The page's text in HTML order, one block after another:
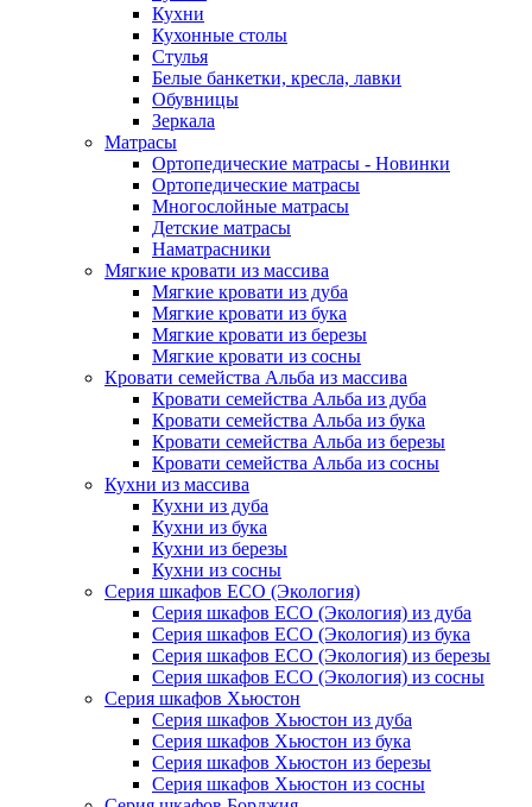
Кухни
Кухонные столы
Стулья
Белые банкетки, кресла, лавки
Обувницы
Зеркала
Матрасы
Ортопедические матрасы - Новинки
Ортопедические матрасы
Многослойные матрасы
Детские матрасы
Наматрасники
Мягкие кровати из массива
Мягкие кровати из дуба
Мягкие кровати из бука
Мягкие кровати из березы
Мягкие кровати из сосны
Кровати семейства Альба из массива
Кровати семейства Альба из дуба
Кровати семейства Альба из бука
Кровати семейства Альба из березы
Кровати семейства Альба из сосны
Кухни из массива
Кухни из дуба
Кухни из бука
Кухни из березы
Кухни из сосны
Серия шкафов ECO (Экология)
Серия шкафов ECO (Экология) из дуба
Серия шкафов ECO (Экология) из бука
Серия шкафов ECO (Экология) из березы
Серия шкафов ECO (Экология) из сосны
Серия шкафов Хьюстон
Серия шкафов Хьюстон из дуба
Серия шкафов Хьюстон из бука
Серия шкафов Хьюстон из березы
Серия шкафов Хьюстон из сосны